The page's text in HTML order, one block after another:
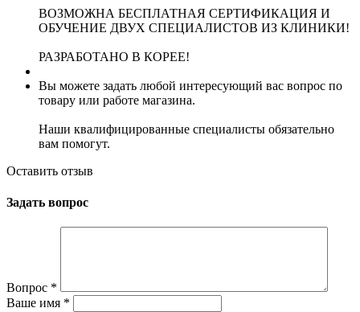
ВОЗМОЖНА БЕСПЛАТНАЯ СЕРТИФИКАЦИЯ И
ОБУЧЕНИЕ ДВУХ СПЕЦИАЛИСТОВ ИЗ КЛИНИКИ!
РАЗРАБОТАНО В КОРЕЕ!
Вы можете задать любой интересующий вас вопрос по
товару или работе магазина.
Наши квалифицированные специалисты обязательно
вам помогут.
Оставить отзыв
Задать вопрос
Вопрос *
Ваше имя *